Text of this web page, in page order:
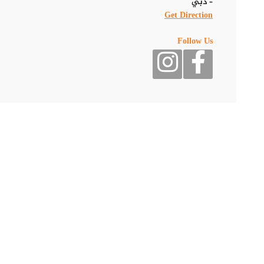
تجعل تجربة الطعام في متناول الجميع، كما يتم إعداد الأطباق
Get Direction
Follow Us